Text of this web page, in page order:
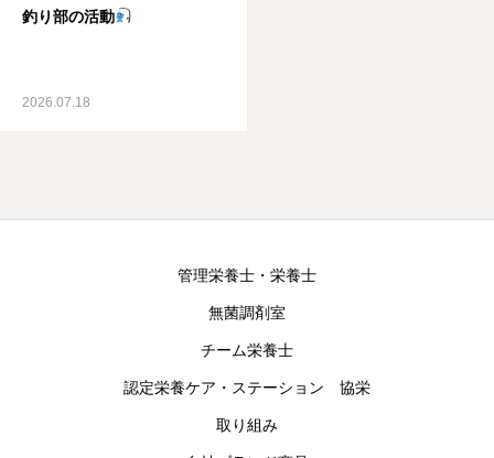
釣り部の活動
2026.07.18
管理栄養士・栄養士
無菌調剤室
チーム栄養士
認定栄養ケア・ステーション 協栄
取り組み